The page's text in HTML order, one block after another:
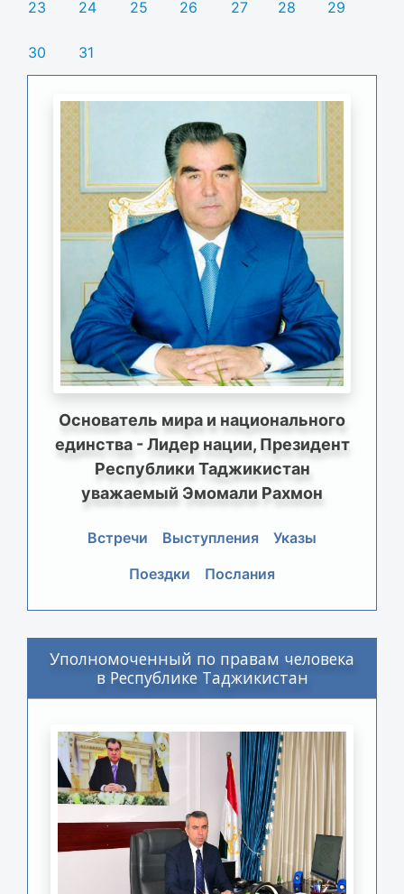
23 24 25 26 27 28 29
30 31
Основатель мира и национального
единства - Лидер нации, Президент
Республики Таджикистан
уважаемый Эмомали Рахмон
Встречи Выступления
Указы
Поездки
Послания
Уполномоченный по правам человека
в Республике Таджикистан